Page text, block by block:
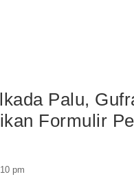
Palu,
Formulir
pm